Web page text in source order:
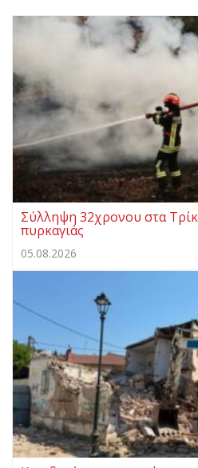
Σύλληψη 32χρονου στα
πυρκαγιάς
05.08.2026